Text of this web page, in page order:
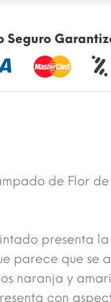
Seguro
de Flor de
presenta
parece que se
naranja y
con